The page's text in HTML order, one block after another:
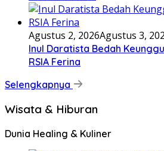
Agustus 2, 2026Agustus 3,
Inul Daratista Bedah
RSIA Ferina
Selengkapnya
Wisata & Hiburan
Dunia Healing & Kuliner